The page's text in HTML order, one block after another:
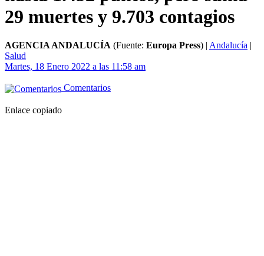
29 muertes y 9.703 contagios
AGENCIA ANDALUCÍA (Fuente: Europa Press) | Andalucía |
Salud
Martes, 18 Enero 2022 a las 11:58 am
Comentarios
Enlace copiado